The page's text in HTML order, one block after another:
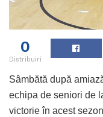
0
Distribuiri
Sâmbătă după
echipa de seniori de
victorie în acest